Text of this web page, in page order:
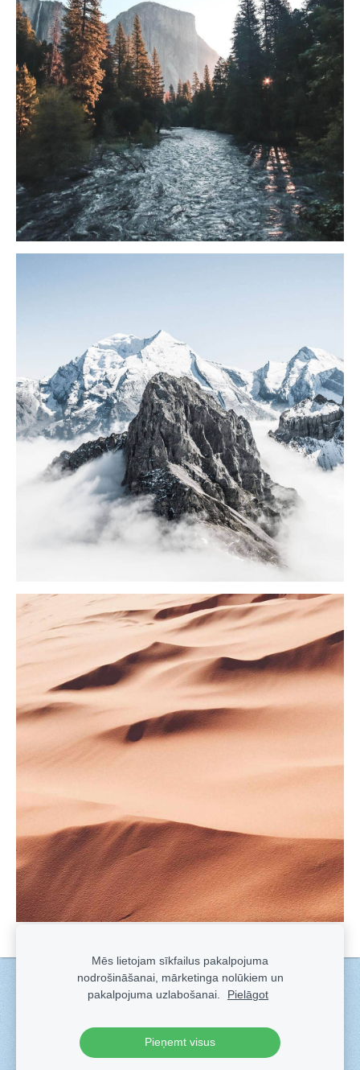
Sīkdatnes
Veidots arSadarbe- labo mājas lapu ģeneratoru.
Mēs lietojam sīkfailus pakalpojuma
nodrošināšanai, mārketinga nolūkiem un
pakalpojuma uzlabošanai.
Pielāgot
Pieņemt visus